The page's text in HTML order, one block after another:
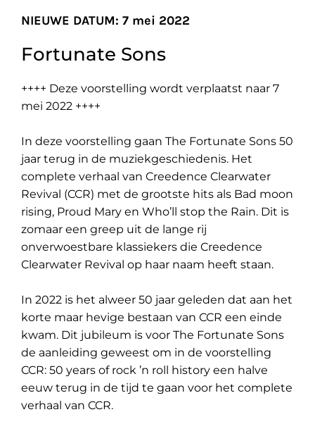
NIEUWE DATUM: 7 mei 2022
Fortunate Sons
++++ Deze voorstelling wordt verplaatst naar 7
mei 2022 ++++
In deze voorstelling gaan The Fortunate Sons 50
jaar terug in de muziekgeschiedenis. Het
complete verhaal van Creedence Clearwater
Revival (CCR) met de grootste hits als Bad moon
rising, Proud Mary en Who’ll stop the Rain. Dit is
zomaar een greep uit de lange rij
onverwoestbare klassiekers die Creedence
Clearwater Revival op haar naam heeft staan.
In 2022 is het alweer 50 jaar geleden dat aan het
korte maar hevige bestaan van CCR een einde
kwam. Dit jubileum is voor The Fortunate Sons
de aanleiding geweest om in de voorstelling
CCR: 50 years of rock ’n roll history een halve
eeuw terug in de tijd te gaan voor het complete
verhaal van CCR.